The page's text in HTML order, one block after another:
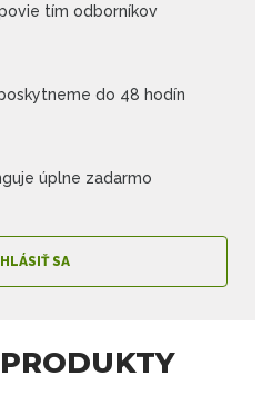
tím odborníkov
do 48 hodín
úplne zadarmo
SA